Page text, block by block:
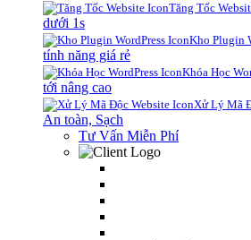
Tăng Tốc
dưới 1s
Kho Plugin
tính năng giá rẻ
Khóa Học
tới nâng cao
Xử Lý Mã
An toàn, Sạch
Tư Vấn Miễn Phí